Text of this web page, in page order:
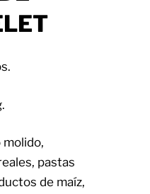
molido,
pastas
de maíz,